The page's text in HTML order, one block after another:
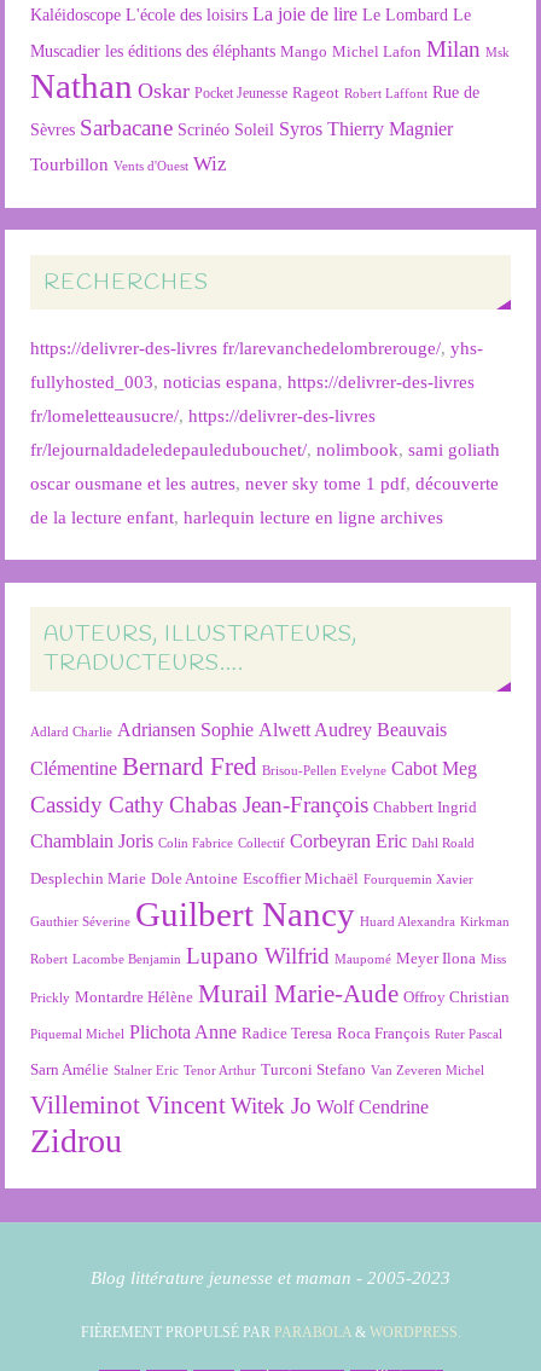
Kaléidoscope L'école des loisirs La joie de lire Le Lombard Le
Muscadier les éditions des éléphants Mango Michel Lafon Milan Msk
Nathan Oskar Pocket Jeunesse Rageot Robert Laffont Rue de
Sèvres Sarbacane Scrinéo Soleil Syros Thierry Magnier
Tourbillon Vents d'Ouest Wiz
RECHERCHES
https://delivrer-des-livres fr/larevanchedelombrerouge/,yhs-
fullyhosted_003,noticias espana,https://delivrer-des-livres
fr/lomeletteausucre/,https://delivrer-des-livres
fr/lejournaldadeledepauledubouchet/,nolimbook,sami goliath
oscar ousmane et les autres,never sky tome 1 pdf,découverte
de la lecture enfant,harlequin lecture en ligne archives
AUTEURS, ILLUSTRATEURS,
TRADUCTEURS….
Adlard Charlie Adriansen Sophie Alwett Audrey Beauvais
Clémentine Bernard Fred Brisou-Pellen Evelyne Cabot Meg
Cassidy Cathy Chabas Jean-François Chabbert Ingrid
Chamblain Joris Colin Fabrice Collectif Corbeyran Eric Dahl Roald
Desplechin Marie Dole Antoine Escoffier Michaël Fourquemin Xavier
Gauthier Séverine Guilbert Nancy Huard Alexandra Kirkman
Robert Lacombe Benjamin Lupano Wilfrid Maupomé Meyer Ilona Miss
Prickly Montardre Hélène Murail Marie-Aude Offroy Christian
Piquemal Michel Plichota Anne Radice Teresa Roca François Ruter Pascal
Sarn Amélie Stalner Eric Tenor Arthur Turconi Stefano Van Zeveren Michel
Villeminot Vincent Witek Jo Wolf Cendrine
Zidrou
Blog littérature jeunesse et maman - 2005-2023
FIÈREMENT PROPULSÉ PAR PARABOLA & WORDPRESS.